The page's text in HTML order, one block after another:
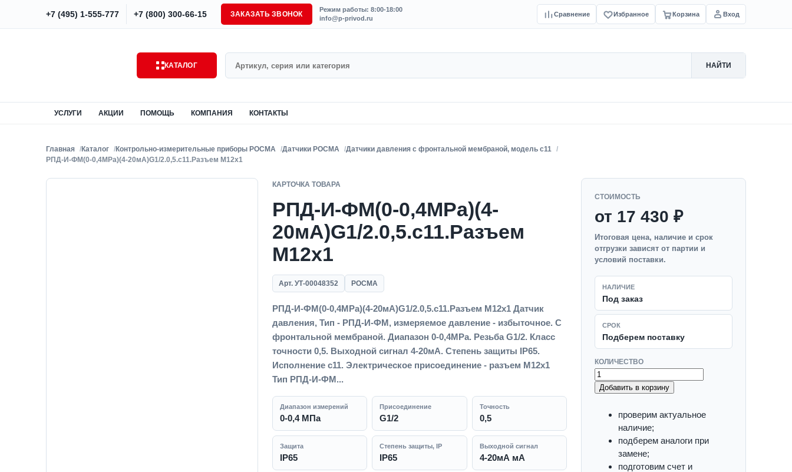
+7 (495) 1-555-777 +7 (800) 300-66-15 ЗАКАЗАТЬ ЗВОНОК
Режим работы: 8:00-18:00
info@p-privod.ru
Сравнение Избранное Корзина Вход
КАТАЛОГ НАЙТИ
УСЛУГИ АКЦИИ ПОМОЩЬ КОМПАНИЯ КОНТАКТЫ
Главная Каталог Контрольно-измерительные приборы РОСМА Датчики РОСМА
Датчики давления с фронтальной мембраной, модель с11
РПД-И-ФМ(0-0,4MPa)(4-20мА)G1/2.0,5.с11.Разъем М12х1
КАРТОЧКА ТОВАРА
РПД-И-ФМ(0-0,4MPa)(4-
20мА)G1/2.0,5.с11.Разъем
М12х1
Арт. УТ-00048352 РОСМА
РПД-И-ФМ(0-0,4MPa)(4-20мА)G1/2.0,5.с11.Разъем М12х1 Датчик
давления, Тип - РПД-И-ФМ, измеряемое давление - избыточное. С
фронтальной мембраной. Диапазон 0-0,4MPa. Резьба G1/2. Класс
точности 0,5. Выходной сигнал 4-20мА. Степень защиты IP65.
Исполнение с11. Электрическое присоединение - разъем М12х1
Тип РПД-И-ФМ...
Диапазон измерений
0-0,4 МПа
Присоединение
G1/2
Точность
0,5
Защита
IP65
Степень защиты, IP
IP65
Выходной сигнал
4-20мА мА
СТОИМОСТЬ
от 17 430 ₽
Итоговая цена, наличие и срок
отгрузки зависят от партии и
условий поставки.
НАЛИЧИЕ
Под заказ
СРОК
Подберем поставку
КОЛИЧЕСТВО
Добавить в корзину
проверим актуальное
наличие;
подберем аналоги при
замене;
подготовим счет и